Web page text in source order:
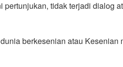
pertunjukan, tidak terjadi dialog
berkesenian atau Kesenian